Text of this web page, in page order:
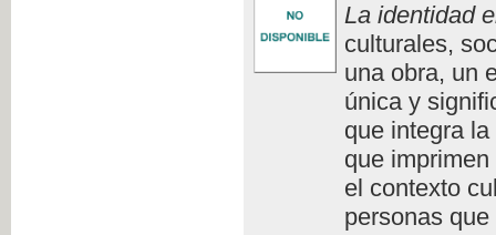
La identidad
culturales,
una obra, un
única y
que integra
que
el contexto
personas